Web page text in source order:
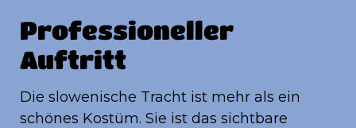
Professioneller
Auftritt
Die slowenische Tracht ist mehr als ein
schönes Kostüm. Sie ist das sichtbare